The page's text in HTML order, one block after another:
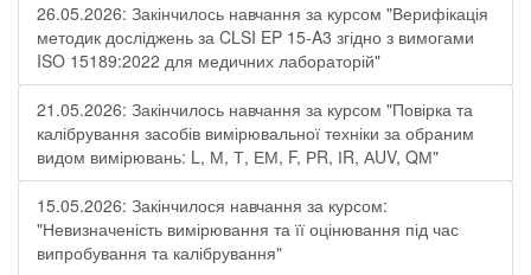
26.05.2026: Закінчилось навчання за курсом "Верифікація
методик досліджень за CLSI EP 15-A3 згідно з вимогами
ISO 15189:2022 для медичних лабораторій"
21.05.2026: Закінчилось навчання за курсом "Повірка та
калібрування засобів вимірювальної техніки за обраним
видом вимірювань: L, М, Т, ЕМ, F, РR, ІR, АUV, QМ"
15.05.2026: Закінчилося навчання за курсом:
"Невизначеність вимірювання та її оцінювання під час
випробування та калібрування"